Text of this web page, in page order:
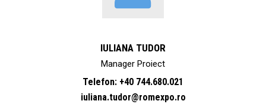
IULIANA TUDOR
Manager Proiect
Telefon: +40 744.680.021
iuliana.tudor@romexpo.ro